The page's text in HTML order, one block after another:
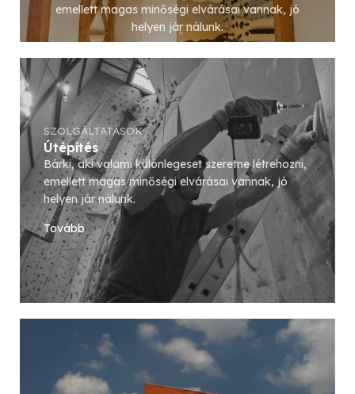
emellett magas minőségi elvárásai vannak, jó
helyen jár nálunk.
Tovább
SZOLGÁLTATÁSOK
Útépítés
Bárki, aki valami különlegeset szeretne létrehozni,
emellett magas minőségi elvárásai vannak, jó
helyen jár nálunk.
Tovább